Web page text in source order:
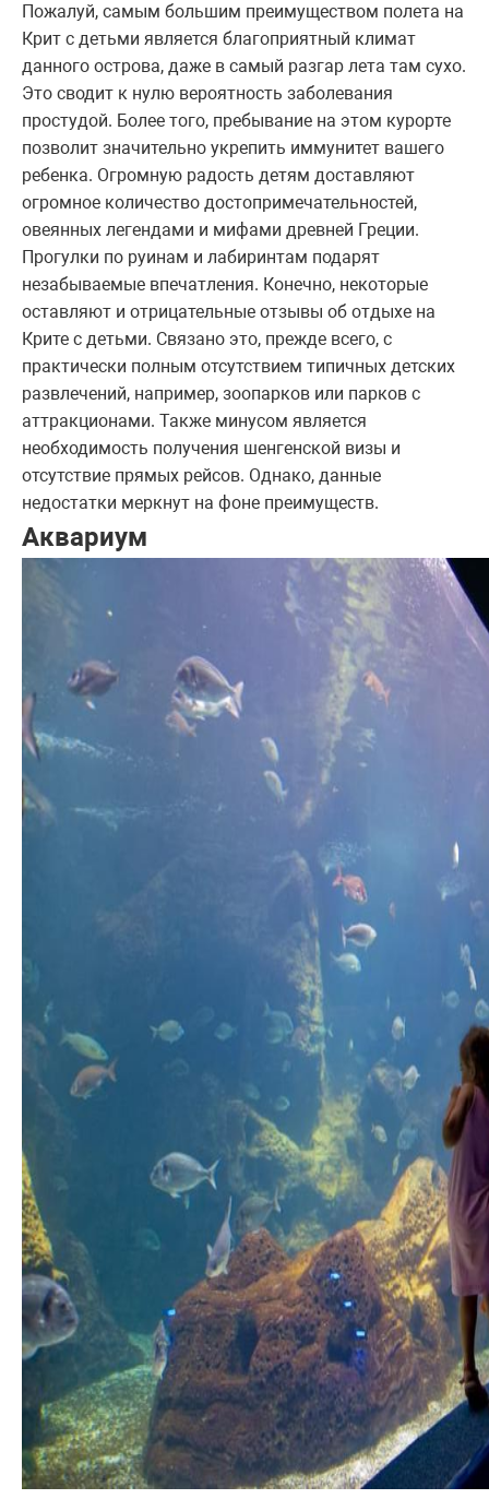
Пожалуй, самым большим преимуществом полета на
Крит с детьми является благоприятный климат
данного острова, даже в самый разгар лета там сухо.
Это сводит к нулю вероятность заболевания
простудой. Более того, пребывание на этом курорте
позволит значительно укрепить иммунитет вашего
ребенка. Огромную радость детям доставляют
огромное количество достопримечательностей,
овеянных легендами и мифами древней Греции.
Прогулки по руинам и лабиринтам подарят
незабываемые впечатления. Конечно, некоторые
оставляют и отрицательные отзывы об отдыхе на
Крите с детьми. Связано это, прежде всего, с
практически полным отсутствием типичных детских
развлечений, например, зоопарков или парков с
аттракционами. Также минусом является
необходимость получения шенгенской визы и
отсутствие прямых рейсов. Однако, данные
недостатки меркнут на фоне преимуществ.
Аквариум